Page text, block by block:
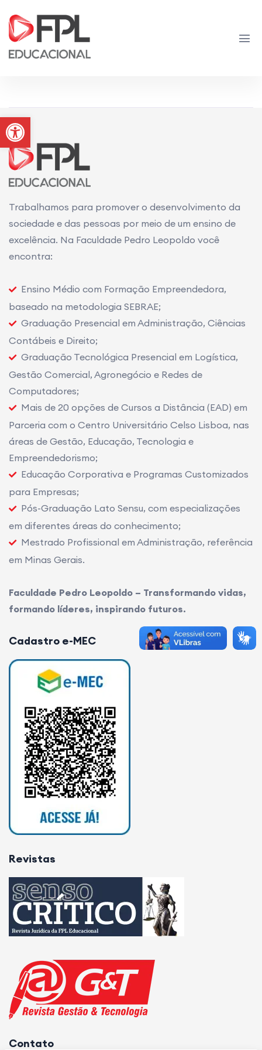
Abrir a barra de ferramentas
Sem Dados Disponíveis
Trabalhamos para promover o desenvolvimento da
sociedade e das pessoas por meio de um ensino de
excelência. Na Faculdade Pedro Leopoldo você
encontra:
Ensino Médio com Formação Empreendedora,
baseado na metodologia SEBRAE;
Graduação Presencial em Administração, Ciências
Contábeis e Direito;
Graduação Tecnológica Presencial em Logística,
Gestão Comercial, Agronegócio e Redes de
Computadores;
Mais de 20 opções de Cursos a Distância (EAD) em
Parceria com o Centro Universitário Celso Lisboa, nas
áreas de Gestão, Educação, Tecnologia e
Empreendedorismo;
Educação Corporativa e Programas Customizados
para Empresas;
Pós-Graduação Lato Sensu, com especializações
em diferentes áreas do conhecimento;
Mestrado Profissional em Administração, referência
em Minas Gerais.
Faculdade Pedro Leopoldo – Transformando vidas,
formando líderes, inspirando futuros.
Cadastro e-MEC
Revistas
Contato